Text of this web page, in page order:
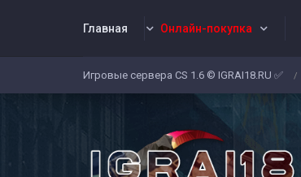
Главная Онлайн-покупка
Игровые сервера CS 1.6 © IGRAI18.RU ✅ /